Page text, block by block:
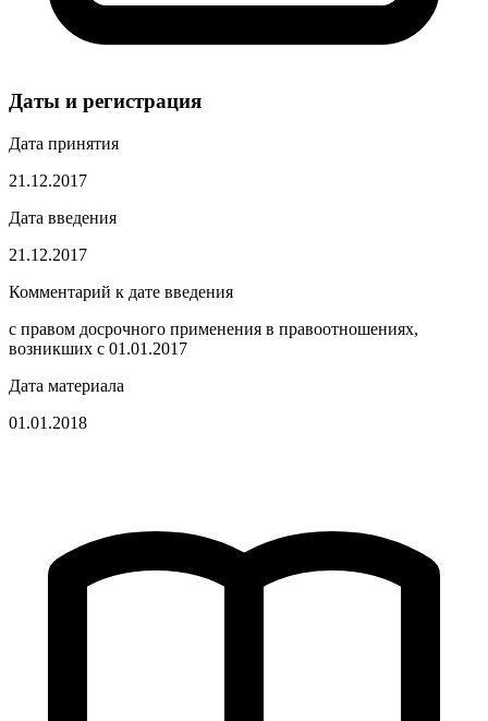
Даты и регистрация
Дата принятия
21.12.2017
Дата введения
21.12.2017
Комментарий к дате введения
с правом досрочного применения в правоотношениях,
возникших с 01.01.2017
Дата материала
01.01.2018